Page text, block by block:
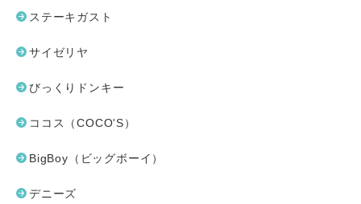
ステーキガスト
サイゼリヤ
びっくりドンキー
ココス（COCO'S）
BigBoy（ビッグボーイ）
デニーズ